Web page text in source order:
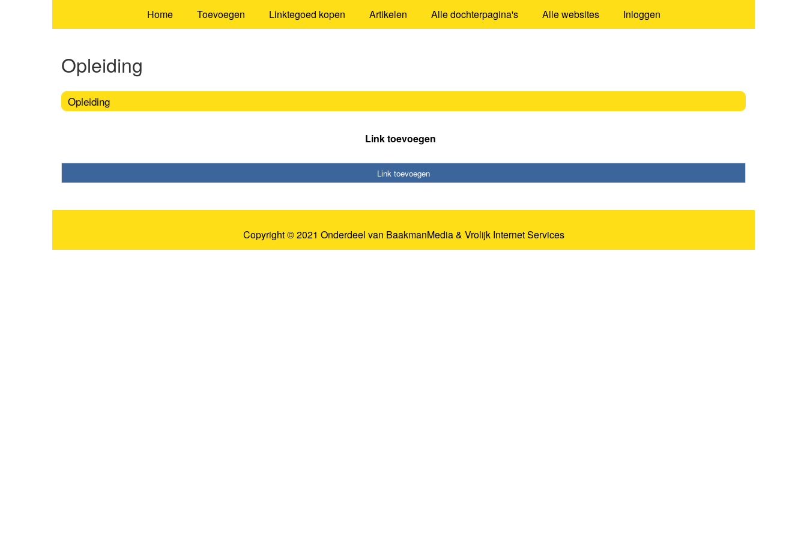
Home Toevoegen Linktegoed kopen Artikelen Alle dochterpagina's Alle websites Inloggen
Opleiding
Opleiding
Link toevoegen
Link toevoegen
Copyright © 2021 Onderdeel van BaakmanMedia& Vrolijk Internet Services